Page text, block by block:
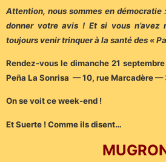
Attention, nous sommes en démocratie
donner votre avis ! Et si vous n’avez
toujours venir trinquer à la santé des «
Rendez-vous le dimanche 21
Peña La Sonrisa — 10, rue Marcadère
On se voit ce week-end !
Et Suerte ! Comme ils disent…